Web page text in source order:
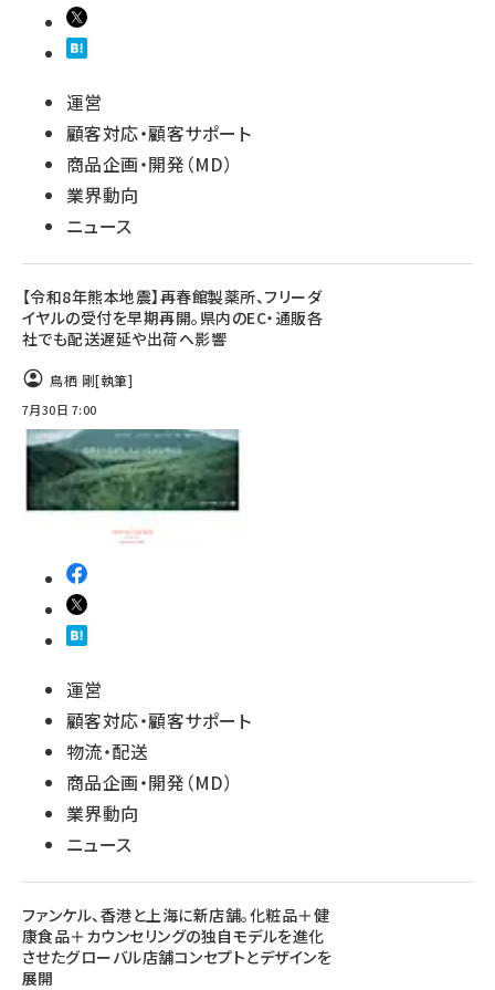
運営
顧客対応・顧客サポート
商品企画・開発（MD）
業界動向
ニュース
【令和8年熊本地震】再春館製薬所、フリーダ
イヤルの受付を早期再開。県内のEC・通販各
社でも配送遅延や出荷へ影響
鳥栖 剛[執筆]
7月30日 7:00
運営
顧客対応・顧客サポート
物流・配送
商品企画・開発（MD）
業界動向
ニュース
ファンケル、香港と上海に新店舗。化粧品＋健
康食品＋カウンセリングの独自モデルを進化
させたグローバル店舗コンセプトとデザインを
展開